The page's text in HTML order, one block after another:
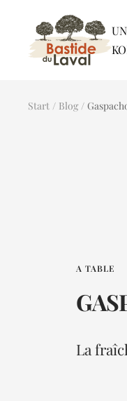
Bastide
du
Laval
Start Blog
A TABLE
La